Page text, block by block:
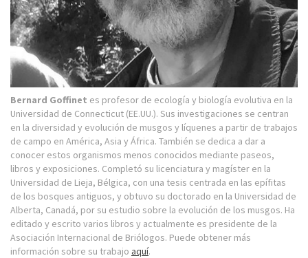
Bernard Goffinet es profesor de ecología y biología evolutiva en la
Universidad de Connecticut (EE.UU.). Sus investigaciones se centran
en la diversidad y evolución de musgos y líquenes a partir de trabajos
de campo en América, Asia y África. También se dedica a dar a
conocer estos organismos menos conocidos mediante paseos,
libros y exposiciones. Completó su licenciatura y magíster en la
Universidad de Lieja, Bélgica, con una tesis centrada en las epífitas
de los bosques antiguos, y obtuvo su doctorado en la Universidad de
Alberta, Canadá, por su estudio sobre la evolución de los musgos. Ha
editado y escrito varios libros y actualmente es presidente de la
Asociación Internacional de Briólogos. Puede obtener más
información sobre su trabajo aquí.